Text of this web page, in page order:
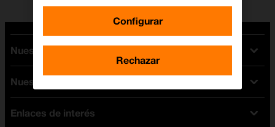
Nuestras tarifas
Tarifas Orange
Tarifas fibra y móvil
Tarifas móviles
Nuestros dispositivos
Ofertas en móviles
Enlaces de interés
Configurar
Rechazar